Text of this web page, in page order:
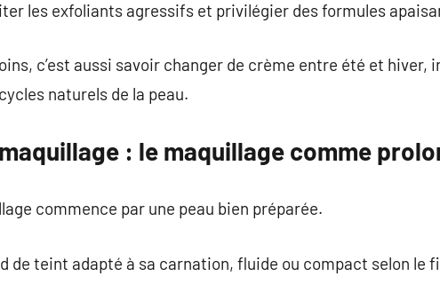
les exfoliants agressifs et privilégier des formules
c’est aussi savoir changer de crème entre été et hiver,
naturels de la peau.
: le maquillage comme
commence par une peau bien préparée.
de teint adapté à sa carnation, fluide ou compact selon le